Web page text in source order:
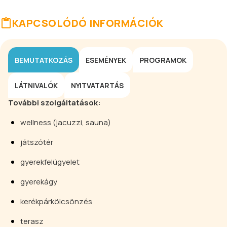
KAPCSOLÓDÓ INFORMÁCIÓK
BEMUTATKOZÁS ESEMÉNYEK PROGRAMOK
LÁTNIVALÓK NYITVATARTÁS
További szolgáltatások:
wellness (jacuzzi, sauna)
játszótér
gyerekfelügyelet
gyerekágy
kerékpárkölcsönzés
terasz